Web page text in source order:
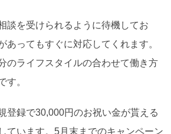
談を受けられるように待機してお
あってもすぐに対応してくれます。
のライフスタイルの合わせて働き方
す。
登録で30,000円のお祝い金が貰える
ています。5月末までのキャンペーン